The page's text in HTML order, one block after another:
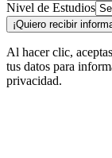
Nivel de Estudios
¡Quiero recibir
Al hacer clic,
tus datos para
privacidad.